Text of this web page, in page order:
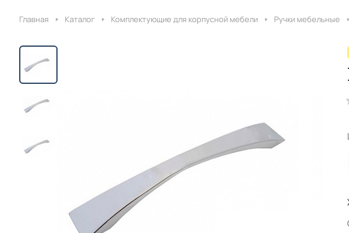
Главная Каталог Комплектующие для корпусной мебели Ручки мебельные